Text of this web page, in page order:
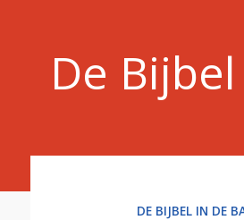
De
DE BIJBEL IN DE